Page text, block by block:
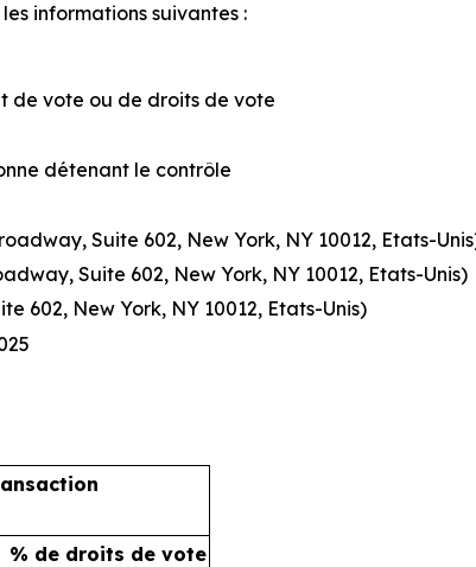
informations suivantes :
de vote ou de droits de vote
détenant le contrôle
Suite 602, New York, NY 10012, Etats-
Suite 602, New York, NY 10012, Etats-Unis)
602, New York, NY 10012, Etats-Unis)
% de droits de vote